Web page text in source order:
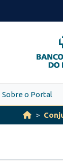
Sobre o Portal